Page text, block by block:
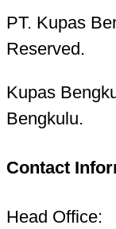
PT. Kupas
Reserved.
Kupas
Bengkulu.
Contact
Head Office: